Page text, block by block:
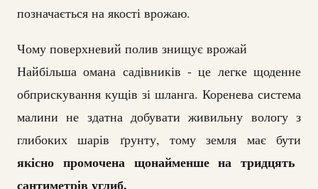
позначається на якості врожаю.
Чому поверхневий полив знищує врожай
Найбільша омана садівників - це легке щоденне
обприскування кущів зі шланга. Коренева система
малини не здатна добувати живильну вологу з
глибоких шарів ґрунту, тому земля має бути
якісно промочена щонайменше на тридцять
сантиметрів углиб.